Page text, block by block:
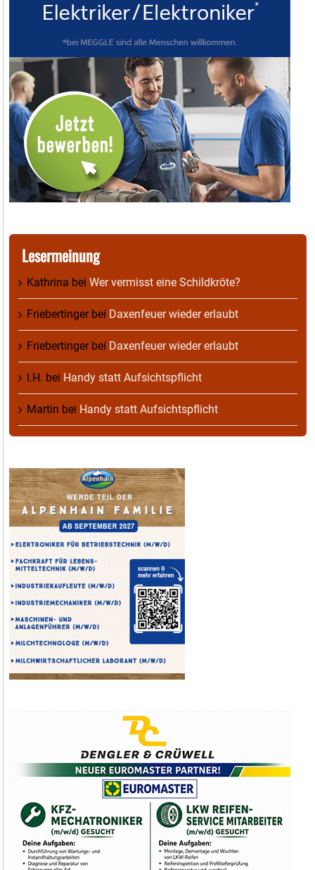
Lesermeinung
Kathrina bei Wer vermisst eine Schildkröte?
Friebertingerbei Daxenfeuer wieder erlaubt
Friebertingerbei Daxenfeuer wieder erlaubt
I.H. bei Handy statt Aufsichtspflicht
Martin bei Handy statt Aufsichtspflicht